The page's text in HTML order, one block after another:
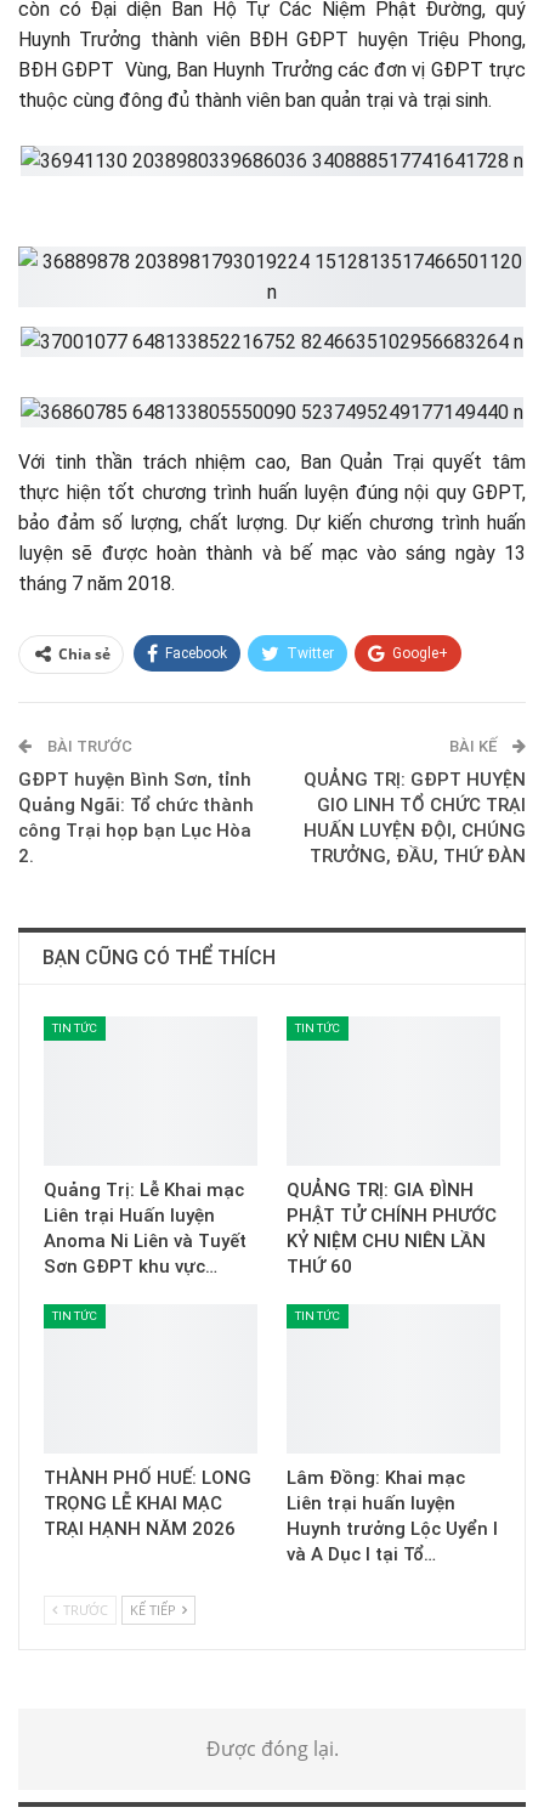
còn có Đại diện Ban Hộ Tự Các Niệm Phật Đường, quý
Huynh Trưởng thành viên BĐH GĐPT huyện Triệu Phong,
BĐH GĐPT Vùng, Ban Huynh Trưởng các đơn vị GĐPT trực
thuộc cùng đông đủ thành viên ban quản trại và trại sinh.
Với tinh thần trách nhiệm cao, Ban Quản Trại quyết tâm
thực hiện tốt chương trình huấn luyện đúng nội quy GĐPT,
bảo đảm số lượng, chất lượng. Dự kiến chương trình huấn
luyện sẽ được hoàn thành và bế mạc vào sáng ngày 13
tháng 7 năm 2018.
Chia sẻ Facebook Twitter Google+
E-mail
BÀI TRƯỚC
GĐPT huyện Bình Sơn, tỉnh
Quảng Ngãi: Tổ chức thành
công Trại họp bạn Lục Hòa
2.
BÀI KẾ
QUẢNG TRỊ: GĐPT HUYỆN
GIO LINH TỔ CHỨC TRẠI
HUẤN LUYỆN ĐỘI, CHÚNG
TRƯỞNG, ĐẦU, THỨ ĐÀN
BẠN CŨNG CÓ THỂ THÍCH
TIN TỨC
Quảng Trị: Lễ Khai mạc
Liên trại Huấn luyện
Anoma Ni Liên và Tuyết
Sơn GĐPT khu vực…
TIN TỨC
QUẢNG TRỊ: GIA ĐÌNH
PHẬT TỬ CHÍNH PHƯỚC
KỶ NIỆM CHU NIÊN LẦN
THỨ 60
TIN TỨC
THÀNH PHỐ HUẾ: LONG
TRỌNG LỄ KHAI MẠC
TRẠI HẠNH NĂM 2026
TIN TỨC
Lâm Đồng: Khai mạc
Liên trại huấn luyện
Huynh trưởng Lộc Uyển I
và A Dục I tại Tổ…
TRƯỚC KẾ TIẾP
Được đóng lại.